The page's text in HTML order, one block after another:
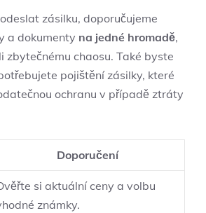
zásilku, doporučujeme
a dokumenty na jedné hromadě,
zbytečnému chaosu. Také byste
pojištění zásilky, které
ochranu v případě ztráty
Doporučení
si aktuální ceny a volbu
známky.